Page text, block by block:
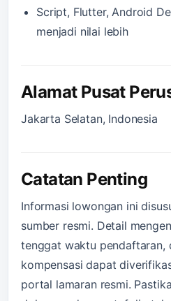
Script, Flutter, Android
menjadi nilai lebih
Alamat Pusat
Jakarta Selatan, Indonesia
Catatan Penting
Informasi lowongan ini
sumber resmi. Detail
tenggat waktu pendaftaran,
kompensasi dapat
portal lamaran resmi.